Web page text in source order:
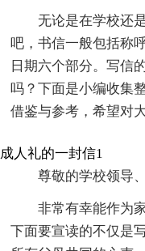
无论是在学校还
吧，书信一般包括称
日期六个部分。写信
吗？下面是小编收集
借鉴与参考，希望对
成人礼的一封信1
尊敬的学校领导
非常有幸能作为
下面要宣读的不仅是